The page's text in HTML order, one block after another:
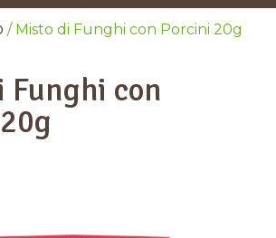
/ Misto di Funghi con Porcini 20g
Funghi con